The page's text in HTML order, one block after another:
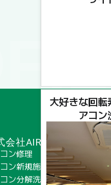
社AIRNOTE
ン修理
ン新規施工工事
ン分解洗浄
大好きな回
アコン